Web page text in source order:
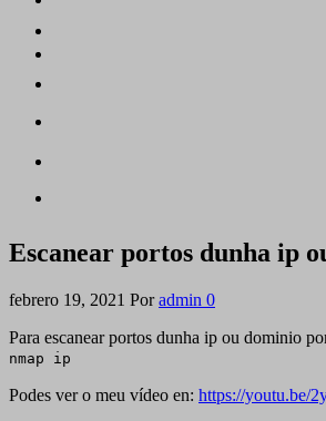
Escanear portos dunha ip
febrero 19, 2021 Por admin 0
Para escanear portos dunha ip ou dominio
nmap ip
Podes ver o meu vídeo en: https://youtu.be/